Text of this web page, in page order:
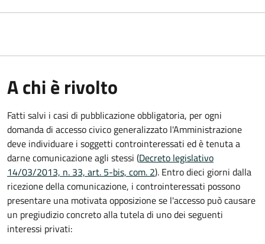
A chi è rivolto
Fatti salvi i casi di pubblicazione obbligatoria, per ogni
domanda di accesso civico generalizzato l'Amministrazione
deve individuare i soggetti controinteressati ed è tenuta a
darne comunicazione agli stessi (Decreto legislativo
14/03/2013, n. 33, art. 5-bis, com. 2). Entro dieci giorni dalla
ricezione della comunicazione, i controinteressati possono
presentare una motivata opposizione se l'accesso può causare
un pregiudizio concreto alla tutela di uno dei seguenti
interessi privati: